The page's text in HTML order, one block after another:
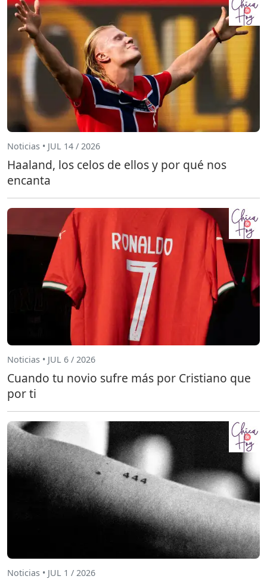
Noticias • JUL 14 / 2026
Haaland, los celos de ellos y por qué nos
encanta
Noticias • JUL 6 / 2026
Cuando tu novio sufre más por Cristiano que
por ti
Noticias • JUL 1 / 2026